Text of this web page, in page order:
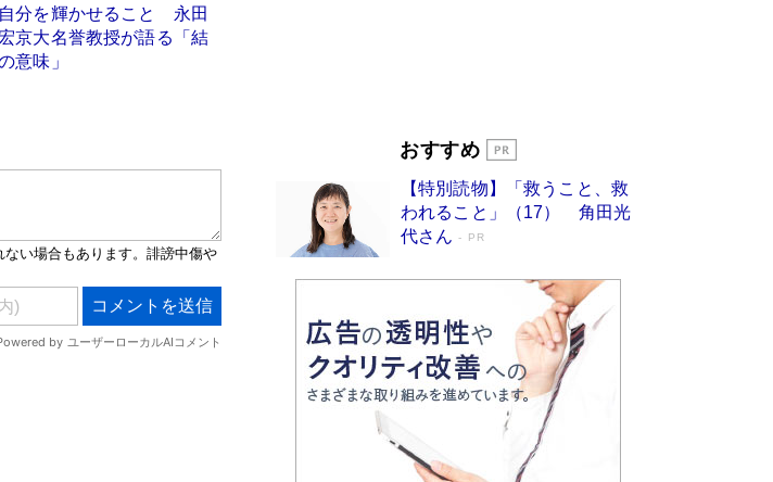
分を輝かせること 永田
京大名誉教授が語る「結
意味」
転 上司の“意外な一言”から生まれた「雑談のテ
皇室はなぜ世界から尊敬されているのか？ 「天
皇陛下はお元気でおられるか」がサウジ国王の第
一声になる理由
Book Bang
おすすめ
【特別読物】「救うこと、救
われること」（17） 角田光
代さん
PR